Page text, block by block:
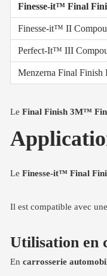
Finesse-it™ Final
Finesse-it™ II
Perfect-It™ III
Menzerna Final Finish
Le Final Finish 3M™
Le Finesse-it™ Final
Il est compatible avec
Utilisation en
En carrosserie